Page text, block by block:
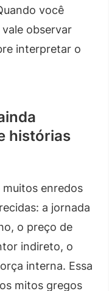
você
observar
interpretar o
histórias
enredos
a jornada
o preço de
indireto, o
interna. Essa
mitos gregos